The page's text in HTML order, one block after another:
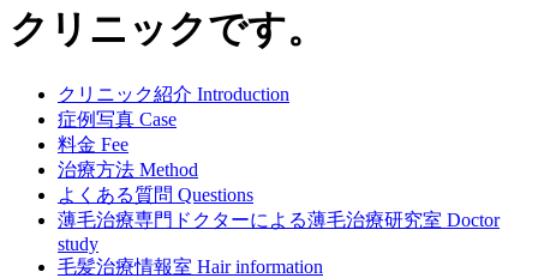
クリニックです。
クリニック紹介 Introduction
症例写真 Case
料金 Fee
治療方法 Method
よくある質問 Questions
薄毛治療専門ドクターによる薄毛治療研究室 Doctor
study
毛髪治療情報室 Hair information